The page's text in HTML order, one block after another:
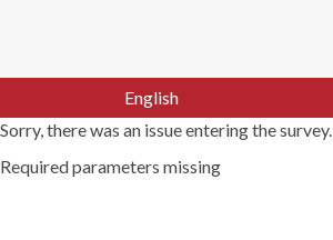
English
Sorry, there was an issue entering the survey.
Required parameters missing